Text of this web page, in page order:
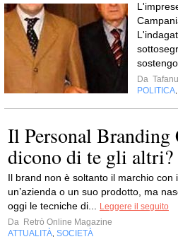
Da
POLITICA
Il Personal Branding
dicono di te gli altri?
Il brand non è soltanto il marchio con
un’azienda o un suo prodotto, ma
oggi le tecniche di...
Leggere il seguito
Da Retrò Online Magazine
ATTUALITÀ SOCIETÀ